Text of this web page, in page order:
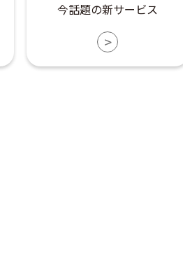
今話題の新サービス
>